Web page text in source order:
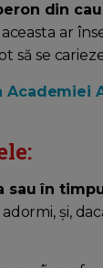
din
ar
să se
Academiei
sau în
și,